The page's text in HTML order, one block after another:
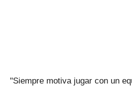
"Siempre motiva jugar con un